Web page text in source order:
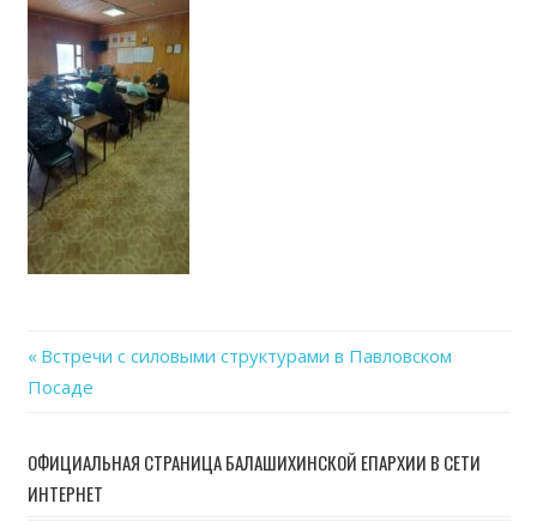
Навигация
записям
Previous
Post:
Встречи с силовыми структурами в Павловском
Посаде
ОФИЦИАЛЬНАЯ СТРАНИЦА БАЛАШИХИНСКОЙ ЕПАРХИИ В СЕТИ
ИНТЕРНЕТ